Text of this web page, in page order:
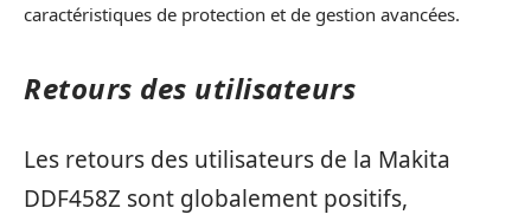
caractéristiques de protection et de gestion avancées.
Retours des utilisateurs
Les retours des utilisateurs de la Makita
DDF458Z sont globalement positifs,